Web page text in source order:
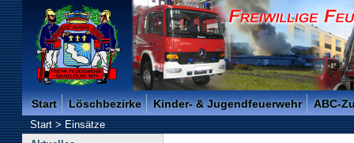
Freiwillige Feuerwehr der Kreisstadt Saarlouis -
Start Löschbezirke Kinder- & Jugendfeuerwehr ABC-
Start>Einsätze